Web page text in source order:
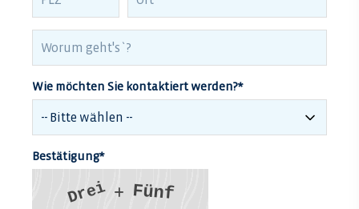
Wie möchten Sie kontaktiert werden?*
Bestätigung*
Drei Fünf